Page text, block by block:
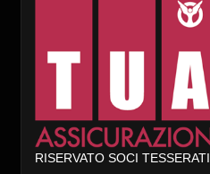
RISERVATO SOCI TESSERATI